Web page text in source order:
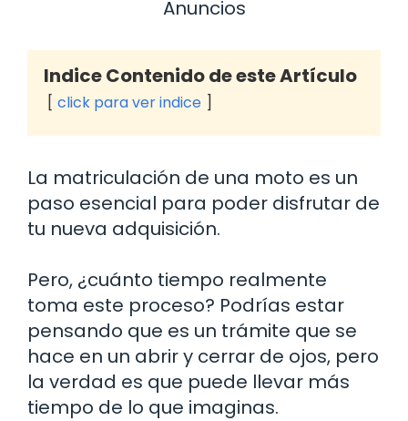
Anuncios
Indice Contenido de este Artículo
click para ver indice
La matriculación de una moto es un
paso esencial para poder disfrutar de
tu nueva adquisición.
Pero, ¿cuánto tiempo realmente
toma este proceso? Podrías estar
pensando que es un trámite que se
hace en un abrir y cerrar de ojos, pero
la verdad es que puede llevar más
tiempo de lo que imaginas.